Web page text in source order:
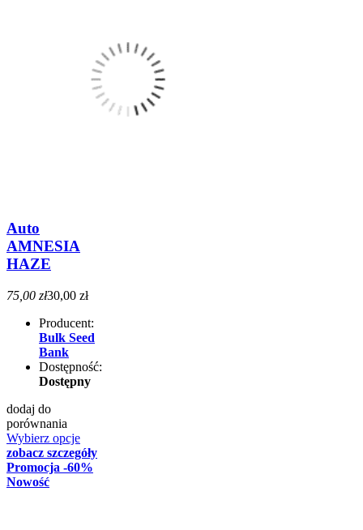
Auto
AMNESIA
HAZE
75,00 zł30,00 zł
Producent:
Bulk Seed
Bank
Dostępność:
Dostępny
dodaj do
porównania
Wybierz opcje
zobacz szczegóły
Promocja -60%
Nowość